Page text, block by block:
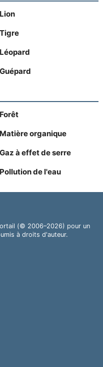
Lion
Tigre
Léopard
Guépard
Forêt
Matière organique
Gaz à effet de serre
Pollution de l'eau
(© 2006–2026) pour un
à droits d'auteur.